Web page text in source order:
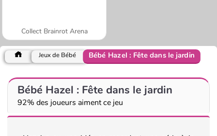
Collect Brainrot Arena
Jeux de Bébé Bébé Hazel : Fête dans le jardin
Bébé Hazel : Fête dans le jardin
92% des joueurs aiment ce jeu